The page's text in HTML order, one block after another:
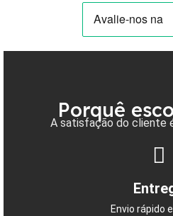
Porquê
A satisfação do cliente
Envio rápido